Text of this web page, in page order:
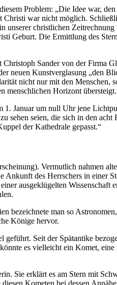
Problem: „Die Idee war,
war nicht möglich.
unserer christlichen
Geburt. Die Ermittlung des
Sander von der Firma
neuen Kunstverglasung „den
nicht nur mit den
menschlichen Horizont
Januar um null Uhr jene
sehen seien, die sich in den
der Kathedrale gepasst.“
Vermutlich nahmen
des Herrschers in einer
ausgeklügelten
bezeichnete man so
Könige hervor.
Seit der Spätantike
es vielleicht ein Komet,
Sie erklärt es am Stern mit